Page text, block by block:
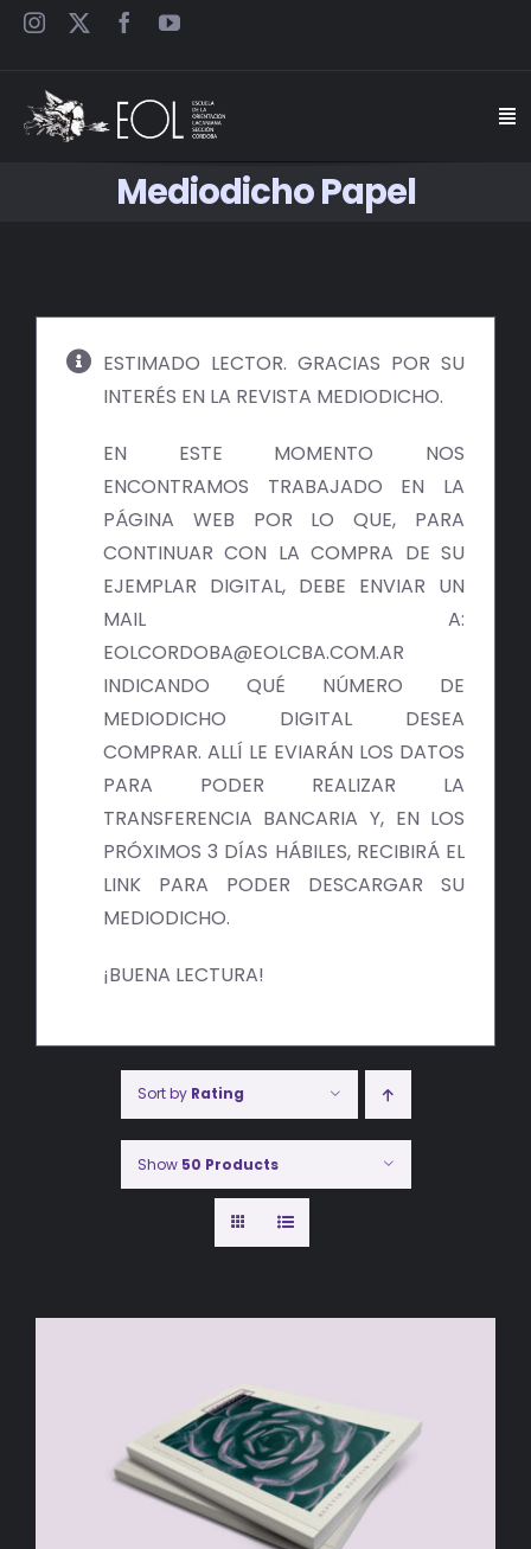
Saltar
JORNADAS
MEDIODICHO
ACTUALIDAD
CONTACTO
Mediodicho Papel
ESTIMADO LECTOR. GRACIAS POR SU
INTERÉS EN LA REVISTA MEDIODICHO.
EN ESTE MOMENTO NOS
ENCONTRAMOS TRABAJADO EN LA
PÁGINA WEB POR LO QUE, PARA
CONTINUAR CON LA COMPRA DE SU
EJEMPLAR DIGITAL, DEBE ENVIAR UN
MAIL A:
EOLCORDOBA@EOLCBA.COM.AR
INDICANDO QUÉ NÚMERO DE
MEDIODICHO DIGITAL DESEA
COMPRAR. ALLÍ LE EVIARÁN LOS DATOS
PARA PODER REALIZAR LA
TRANSFERENCIA BANCARIA Y, EN LOS
PRÓXIMOS 3 DÍAS HÁBILES, RECIBIRÁ EL
LINK PARA PODER DESCARGAR SU
MEDIODICHO.
¡BUENA LECTURA!
Sort by Rating
Show 50 Products
AÑADIR AL CARRITO / DETALLES